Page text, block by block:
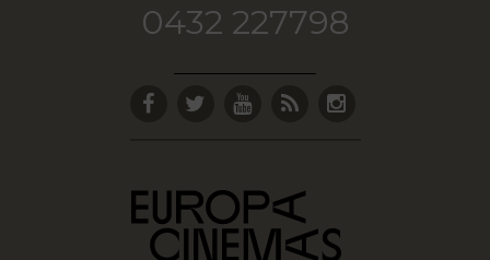
0432 227798